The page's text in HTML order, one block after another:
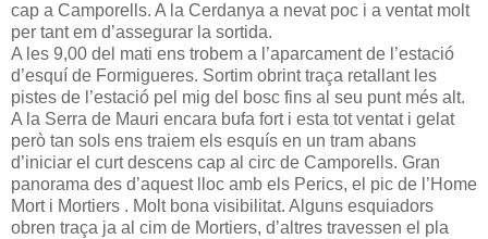
cap a Camporells. A la Cerdanya a nevat poc i a ventat molt
per tant em d’assegurar la sortida.
A les 9,00 del mati ens trobem a l’aparcament de l’estació
d’esquí de Formigueres. Sortim obrint traça retallant les
pistes de l’estació pel mig del bosc fins al seu punt més alt.
A la Serra de Mauri encara bufa fort i esta tot ventat i gelat
però tan sols ens traiem els esquís en un tram abans
d’iniciar el curt descens cap al circ de Camporells. Gran
panorama des d’aquest lloc amb els Perics, el pic de l’Home
Mort i Mortiers . Molt bona visibilitat. Alguns esquiadors
obren traça ja al cim de Mortiers, d’altres travessen el pla